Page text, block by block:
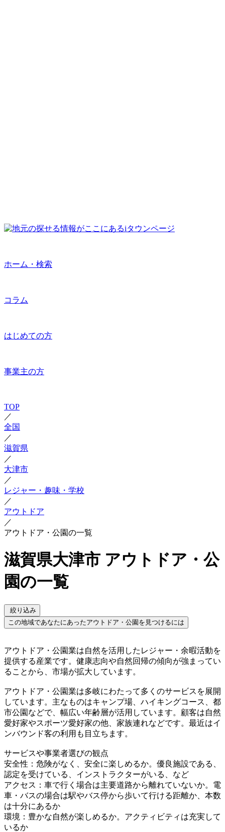
ホーム・検索
コラム
はじめての方
事業主の方
TOP
／
全国
／
滋賀県
／
大津市
／
レジャー・趣味・学校
／
アウトドア
／
アウトドア・公園の一覧
滋賀県大津市 アウトドア・公
園の一覧
絞り込み
この地域であなたにあったアウトドア・公園を見つけるには
アウトドア・公園業は自然を活用したレジャー・余暇活動を
提供する産業です。健康志向や自然回帰の傾向が強まってい
ることから、市場が拡大しています。
アウトドア・公園業は多岐にわたって多くのサービスを展開
しています。主なものはキャンプ場、ハイキングコース、都
市公園などで、幅広い年齢層が活用しています。顧客は自然
愛好家やスポーツ愛好家の他、家族連れなどです。最近はイ
ンバウンド客の利用も目立ちます。
サービスや事業者選びの観点
安全性：危険がなく、安全に楽しめるか。優良施設である、
認定を受けている、インストラクターがいる、など
アクセス：車で行く場合は主要道路から離れていないか。電
車・バスの場合は駅やバス停から歩いて行ける距離か、本数
は十分にあるか
環境：豊かな自然が楽しめるか。アクティビティは充実して
いるか